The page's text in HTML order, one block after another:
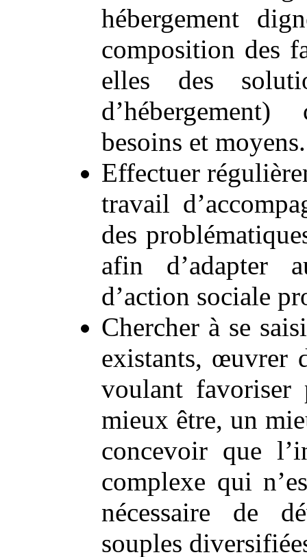
hébergement
composition des
elles des
besoins et moyens.
Effectuer
travail
des
afin d’adapter
d’action sociale
Chercher à se
existants, œuvrer
voulant favoriser
mieux être, un
concevoir que
complexe qui
nécessaire de
souples